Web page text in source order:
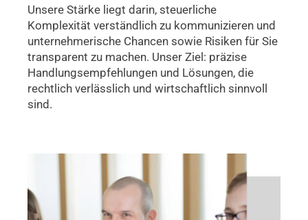
Unsere Stärke liegt darin, steuerliche
Komplexität verständlich zu kommunizieren und
unternehmerische Chancen sowie Risiken für Sie
transparent zu machen. Unser Ziel: präzise
Handlungsempfehlungen und Lösungen, die
rechtlich verlässlich und wirtschaftlich sinnvoll
sind.